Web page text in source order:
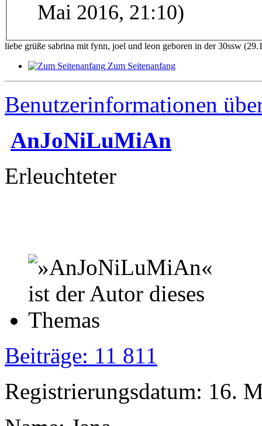
Mai 2016, 21:10)
liebe grüße sabrina mit fynn, joel und leon geboren in der 30ssw
Zum Seitenanfang
Benutzerinformationen
AnJoNiLuMiAn
Erleuchteter
Beiträge: 11 811
Registrierungsdatum: 16.